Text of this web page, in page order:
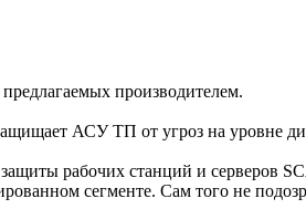
производителем.
АСУ ТП от угроз на уровне
рабочих станций и серверов
сегменте. Сам того не